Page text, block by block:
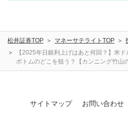
に関する著作者人格権を行使し
用者が投稿したコメントは、当
利用促進の目的で、印刷物・
ることがあります。
松井証券TOP マネーサテライトTOP
【2025年日銀利上げはあと何回？】米
ボトムのどこを狙う？【カンニング竹山
サイトマップ
お問い合わせ